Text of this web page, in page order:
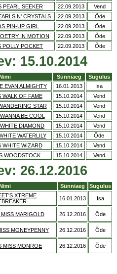
PEARL SEEKER 22.09.2013
Vend
N' CRYSTALS 22.09.2013
Õde
PIN-UP GIRL 22.09.2013
Õde
IN MOTION 22.09.2013
Õde
POLLY POCKET 22.09.2013 Õde
15.10.2014
Sünniaeg
Sugulus
EVAN ALMIGHTY 16.01.2013
Isa
WALK OF FAME 15.10.2014
Vend
STAR 15.10.2014
Vend
BE COOL 15.10.2014
Vend
DIAMOND 15.10.2014
Vend
WATERLILY 15.10.2014
Õde
WHITE WIZARD 15.10.2014
Vend
WOODSTOCK 15.10.2014 Vend
26.12.2016
Sünniaeg
Sugulus
XTREME
16.01.2013 Isa
MARIGOLD 26.12.2016 Õde
MONEYPENNY 26.12.2016 Õde
MISS MONROE 26.12.2016 Õde